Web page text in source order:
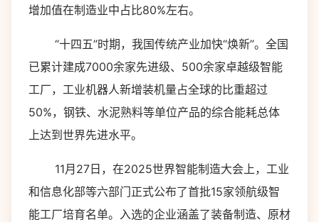
增加值在制造业中占比80%左右。
“十四五”时期，我国传统产业加快“焕新”。全国
已累计建成7000余家先进级、500余家卓越级智能
工厂，工业机器人新增装机量占全球的比重超过
50%，钢铁、水泥熟料等单位产品的综合能耗总体
上达到世界先进水平。
11月27日，在2025世界智能制造大会上，工业
和信息化部等六部门正式公布了首批15家领航级智
能工厂培育名单。入选的企业涵盖了装备制造、原材